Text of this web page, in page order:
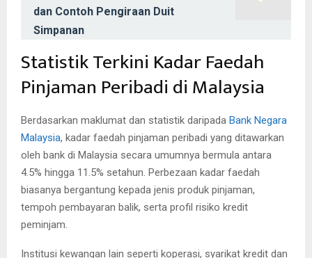
dan Contoh Pengiraan Duit
Simpanan
Statistik Terkini Kadar Faedah
Pinjaman Peribadi di Malaysia
Berdasarkan maklumat dan statistik daripada Bank Negara
Malaysia, kadar faedah pinjaman peribadi yang ditawarkan
oleh bank di Malaysia secara umumnya bermula antara
4.5% hingga 11.5% setahun. Perbezaan kadar faedah
biasanya bergantung kepada jenis produk pinjaman,
tempoh pembayaran balik, serta profil risiko kredit
peminjam.
Institusi kewangan lain seperti koperasi, syarikat kredit dan